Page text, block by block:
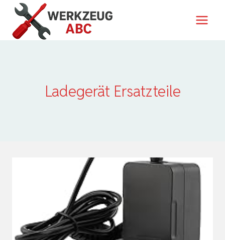
Zum
Inhalt
springen
Ladegerät Ersatzteile